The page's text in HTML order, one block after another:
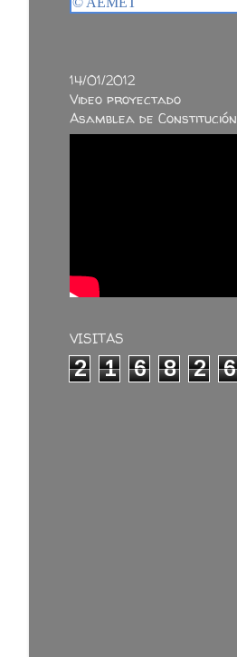
14/01/2012
Video proyectado
Asamblea de Constitución
VISITAS
2 1 6 8 2 6